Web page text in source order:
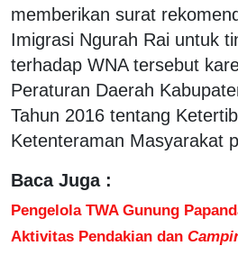
memberikan surat
Imigrasi Ngurah Rai untuk
terhadap WNA tersebut
Peraturan Daerah
Tahun 2016 tentang
Ketenteraman Masyarakat
Baca Juga :
Pengelola TWA Gunung
Aktivitas Pendakian dan